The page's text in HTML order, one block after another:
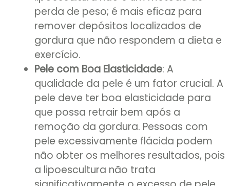
perda de peso; é mais eficaz para
remover depósitos localizados de
gordura que não respondem a dieta e
exercício.
Pele com Boa Elasticidade: A
qualidade da pele é um fator crucial. A
pele deve ter boa elasticidade para
que possa retrair bem após a
remoção da gordura. Pessoas com
pele excessivamente flácida podem
não obter os melhores resultados, pois
a lipoescultura não trata